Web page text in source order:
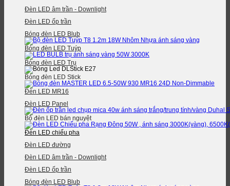
Đèn LED âm trần - Downlight
Đèn LED ốp trần
Bóng đèn LED Blub
Bóng đèn LED Tuýp
Bóng đèn LED Trụ
Bóng đèn LED Stick
Đèn LED MR16
Đèn LED Panel
Bộ đèn LED bán nguyệt
Đèn LED chiếu pha
Đèn LED đường
Đèn LED âm trần - Downlight
Đèn LED ốp trần
Bóng đèn LED Blub